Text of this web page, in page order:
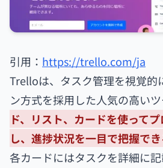
引用： https://trello.com/ja
Trelloは、タスク管理を視覚的
ン方式を採用した人気の高いツ
ド、リスト、カードを使って
し、進捗状況を一目で把握でき
各カードにはタスクを詳細に